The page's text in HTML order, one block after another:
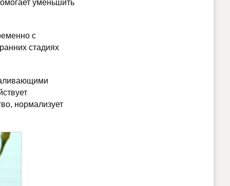
уменьшить
с
стадиях
нормализует